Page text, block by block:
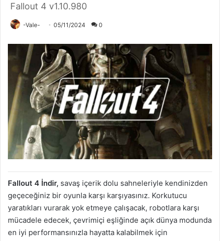
Fallout 4 v1.10.980
-Vale- 05/11/2024 0
Fallout 4 İndir, savaş içerik dolu sahneleriyle kendinizden
geçeceğiniz bir oyunla karşı karşıyasınız. Korkutucu
yaratıkları vurarak yok etmeye çalışacak, robotlara karşı
mücadele edecek, çevrimiçi eşliğinde açık dünya modunda
en iyi performansınızla hayatta kalabilmek için